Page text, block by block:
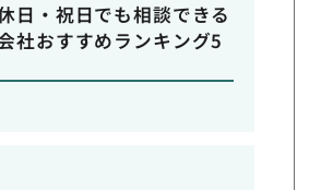
日・祝日でも相談できる
社おすすめランキング5